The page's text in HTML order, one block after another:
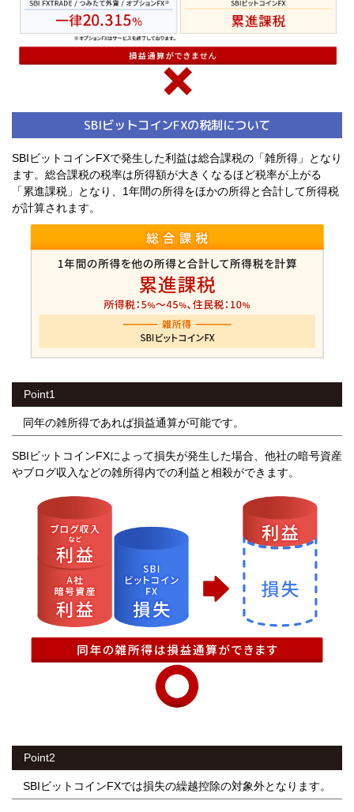
SBIビットコインFXの税制について
SBIビットコインFXで発生した利益は総合課税の「雑所得」となり
ます。総合課税の税率は所得額が大きくなるほど税率が上がる
「累進課税」となり、1年間の所得をほかの所得と合計して所得税
が計算されます。
Point1
同年の雑所得であれば損益通算が可能です。
SBIビットコインFXによって損失が発生した場合、他社の暗号資産
やブログ収入などの雑所得内での利益と相殺ができます。
Point2
SBIビットコインFXでは損失の繰越控除の対象外となります。